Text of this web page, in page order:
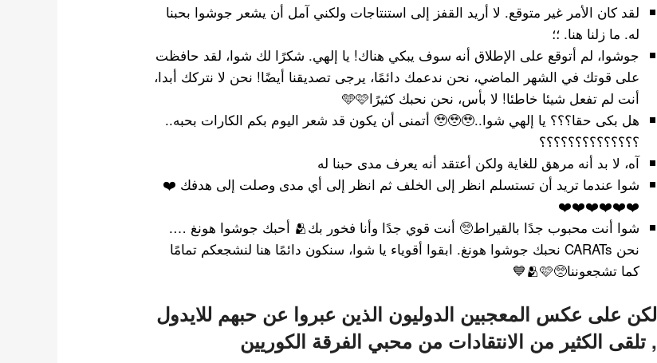
لقد كان الأمر غير متوقع. لا أريد القفز إلى استنتاجات ولكني آمل أن يشعر جوشوا بحبنا
له. ما زلنا هنا. ؛؛
جوشوا، لم أتوقع على الإطلاق أنه سوف يبكي هناك! يا إلهي. شكرًا لك شوا، لقد حافظت
على قوتك في الشهر الماضي، نحن ندعمك دائمًا، يرجى تصديقنا أيضًا! نحن لا نتركك أبدا،
أنت لم تفعل شيئا خاطئا! لا بأس، نحن نحبك كثيرًا🩵🩷
هل بكى حقا؟؟؟ يا إلهي شوا..🥹🥹🥹 أتمنى أن يكون قد شعر اليوم بكم الكارات بحبه..
؟؟؟؟؟؟؟؟؟؟؟؟؟؟
آه، لا بد أنه مرهق للغاية ولكن أعتقد أنه يعرف مدى حبنا له
شوا عندما تريد أن تستسلم انظر إلى الخلف ثم انظر إلى أي مدى وصلت إلى هدفك ❤️
❤️❤️❤️❤️❤️❤️
شوا أنت محبوب جدًا بالقيراط🥺 أنت قوي جدًا وأنا فخور بك🫂 أحبك جوشوا هونغ ….
نحن CARATs نحبك جوشوا هونغ. ابقوا أقوياء يا شوا، سنكون دائمًا هنا لنشجعكم تمامًا
كما تشجعوننا🥺🫂🩷💙
لكن على عكس المعجبين الدوليون الذين عبروا عن حبهم للايدول
, تلقى الكثير من الانتقادات من محبي الفرقة الكوريين